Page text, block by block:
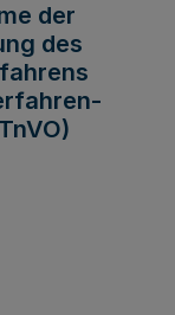
der
des